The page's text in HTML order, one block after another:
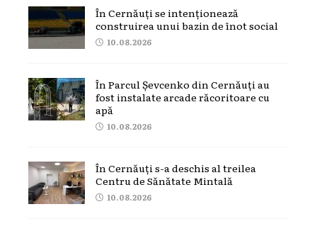
În Cernăuți se intenționează
construirea unui bazin de înot social
10.08.2026
În Parcul Șevcenko din Cernăuți au
fost instalate arcade răcoritoare cu
apă
10.08.2026
În Cernăuți s-a deschis al treilea
Centru de Sănătate Mintală
10.08.2026